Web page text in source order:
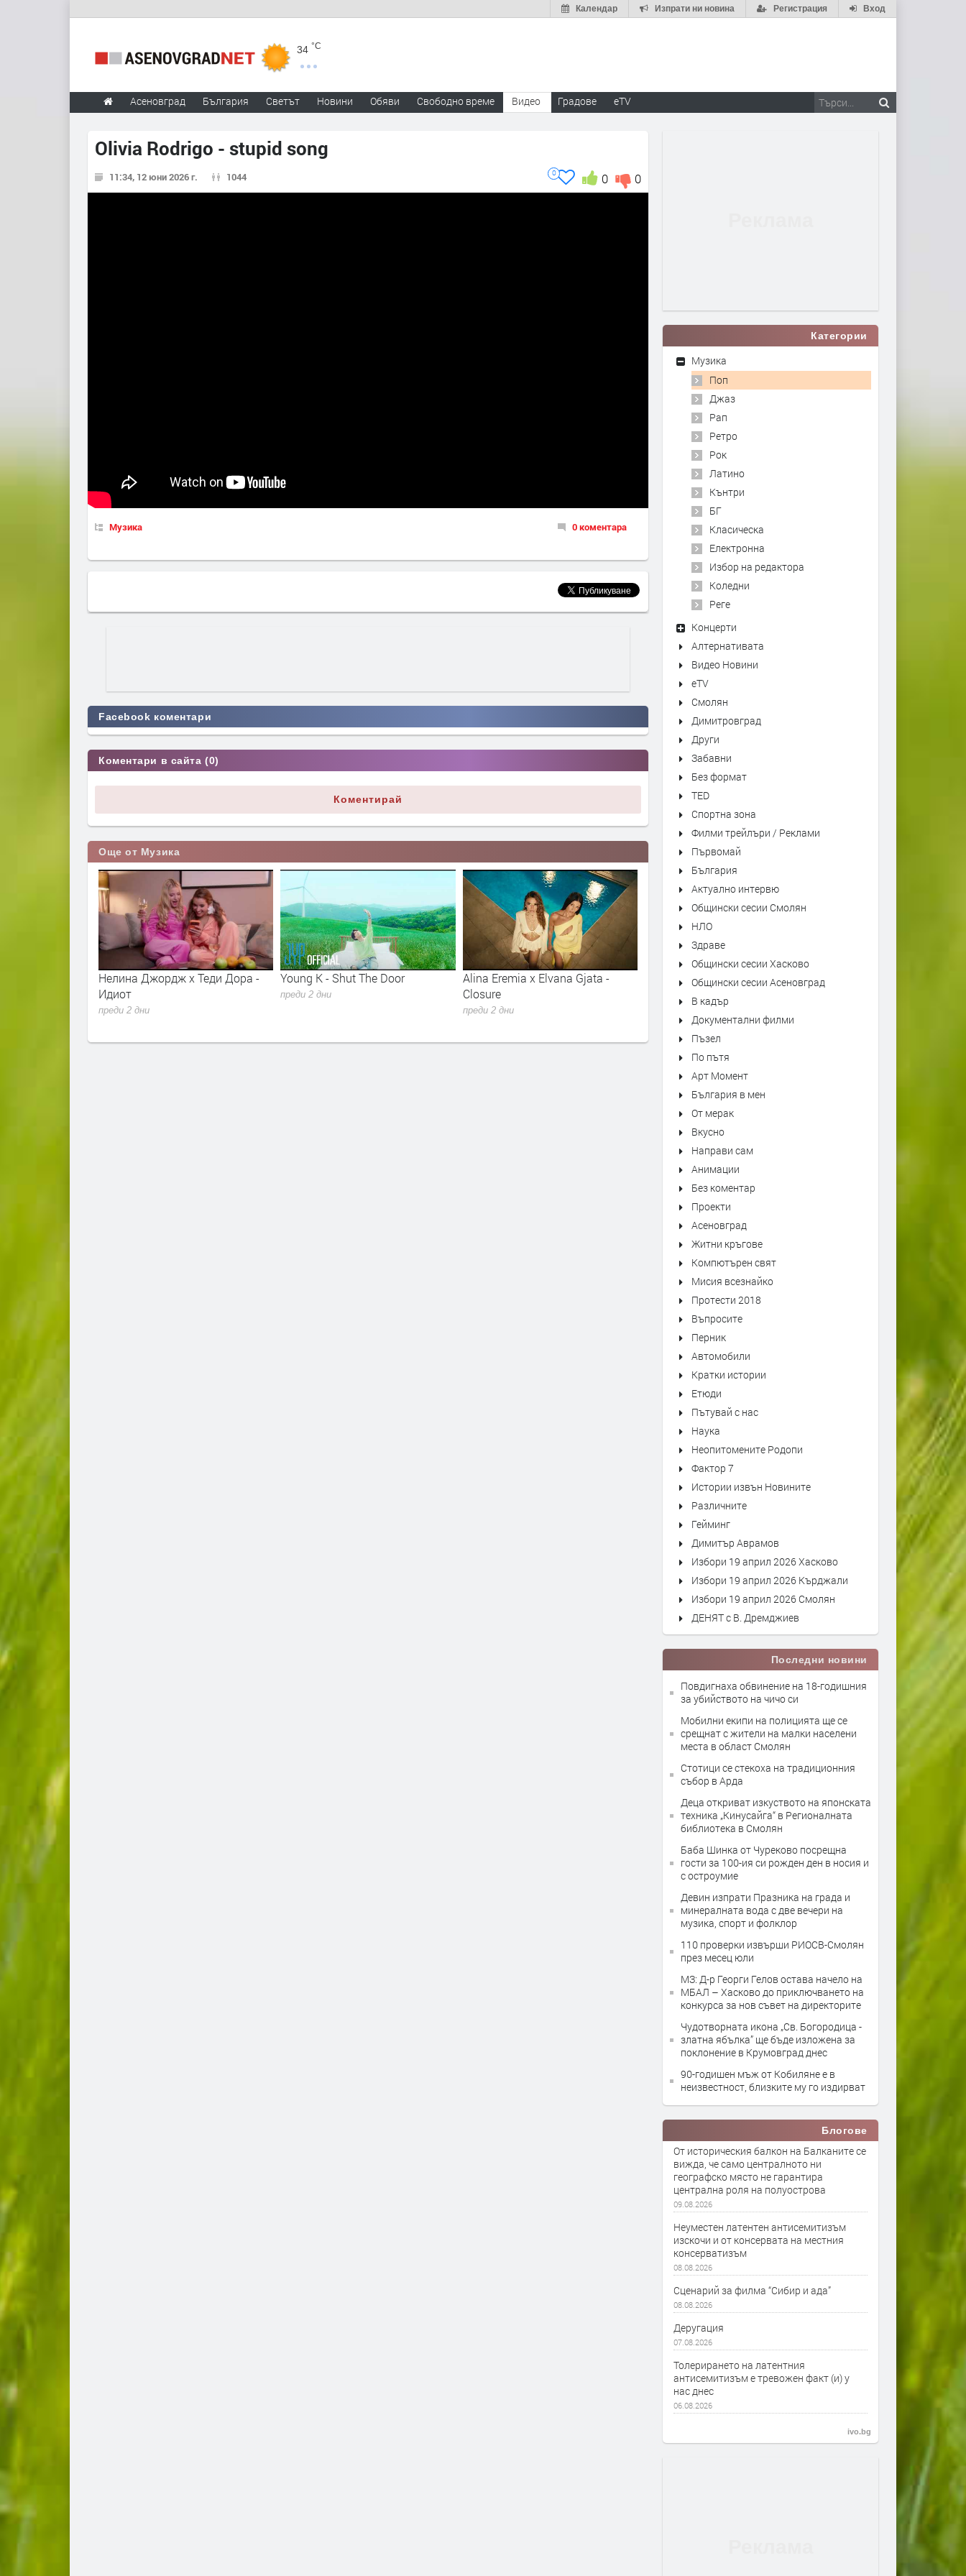
Вход
Регистрация
Изпрати ни новина
Календар
34 °C
Асеновград България Светът Новини Обяви Свободно време Видео Градове eTV
Olivia Rodrigo - stupid song
11:34, 12 юни 2026 г. 1044 0
0
0
Музика 0 коментара
Facebook коментари
Коментари в сайта (0)
Коментирай
Още от Музика
Нелина Джордж x Теди Дора -
Идиот
преди 2 дни
Young K - Shut The Door
преди 2 дни
Alina Eremia x Elvana Gjata -
Closure
преди 2 дни
Kiss - Forever
Категории
Музика
Поп
Джаз
Рап
Ретро
Рок
Латино
Кънтри
БГ
Класическа
Електронна
Избор на редактора
Коледни
Реге
Концерти
Алтернативата
Видео Новини
eTV
Смолян
Димитровград
Други
Забавни
Без формат
TED
Спортна зона
Филми трейлъри / Реклами
Първомай
България
Актуално интервю
Общински сесии Смолян
НЛО
Здраве
Общински сесии Хасково
Общински сесии Асеновград
В кадър
Документални филми
Пъзел
По пътя
Арт Момент
България в мен
От мерак
Вкусно
Направи сам
Анимации
Без коментар
Проекти
Асеновград
Житни кръгове
Компютърен свят
Мисия всезнайко
Протести 2018
Въпросите
Перник
Автомобили
Кратки истории
Етюди
Пътувай с нас
Наука
Неопитомените Родопи
Фактор 7
Истории извън Новините
Различните
Гейминг
Димитър Аврамов
Избори 19 април 2026 Хасково
Избори 19 април 2026 Кърджали
Избори 19 април 2026 Смолян
ДЕНЯТ с В. Дремджиев
Последни новини
Повдигнаха обвинение на 18-годишния
за убийството на чичо си
Мобилни екипи на полицията ще се
срещнат с жители на малки населени
места в област Смолян
Стотици се стекоха на традиционния
събор в Арда
Деца откриват изкуството на японската
техника „Кинусайга“ в Регионалната
библиотека в Смолян
Баба Шинка от Чуреково посрещна
гости за 100-ия си рожден ден в носия и
с остроумие
Девин изпрати Празника на града и
минералната вода с две вечери на
музика, спорт и фолклор
110 проверки извърши РИОСВ-Смолян
през месец юли
МЗ: Д-р Георги Гелов остава начело на
МБАЛ – Хасково до приключването на
конкурса за нов съвет на директорите
Чудотворната икона „Св. Богородица -
златна ябълка” ще бъде изложена за
поклонение в Крумовград днес
90-годишен мъж от Кобиляне е в
неизвестност, близките му го издирват
Блогове
От историческия балкон на Балканите се
вижда, че само централното ни
географско място не гарантира
централна роля на полуострова
09.08.2026
Неуместен латентен антисемитизъм
изскочи и от консервата на местния
консерватизъм
08.08.2026
Сценарий за филма “Сибир и ада”
08.08.2026
Деругация
07.08.2026
Толерирането на латентния
антисемитизъм е тревожен факт (и) у
нас днес
06.08.2026
ivo.bg